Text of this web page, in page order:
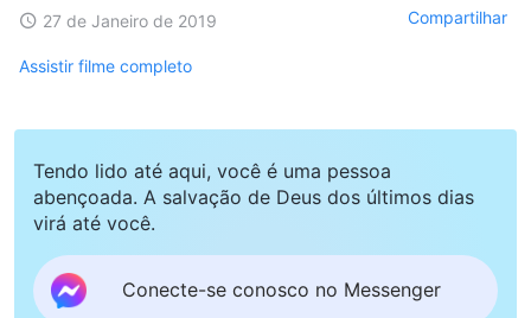
27 de Janeiro de 2019 Compartilhar
Assistir filme completo
Tendo lido até aqui, você é uma pessoa
abençoada. A salvação de Deus dos últimos dias
virá até você.
Conecte-se conosco no Messenger